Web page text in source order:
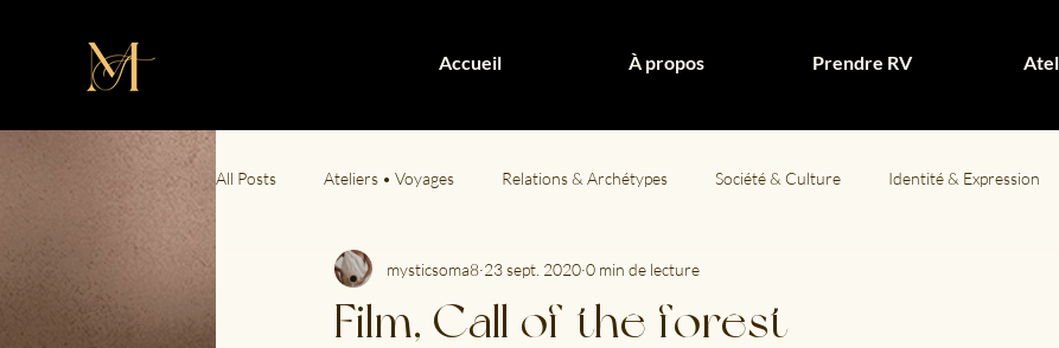
Accueil À propos Prendre RV
All Posts Ateliers • Voyages Relations & Archétypes Société & Culture Identité & Expression
Plaisirs de vivre Intimité & Santé hormonale
Film, Call of the forest
mysticsoma8 23 sept. 2020 0 min de lecture